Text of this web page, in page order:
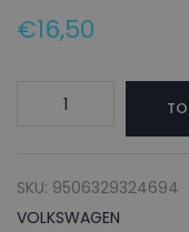
€16,50
VOLKSWAGEN
SATURN
-
SKU: 9506329324694
VOLKSWAGEN